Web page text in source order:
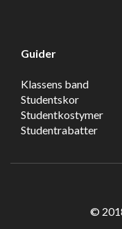
Guider
Klassens band
Studentskor
Studentkostymer
Studentrabatter
©